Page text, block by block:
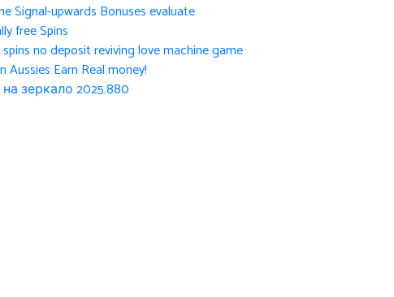
Signal-upwards Bonuses evaluate
free Spins
no deposit reviving love machine game
Earn Real money!
зеркало 2025.880